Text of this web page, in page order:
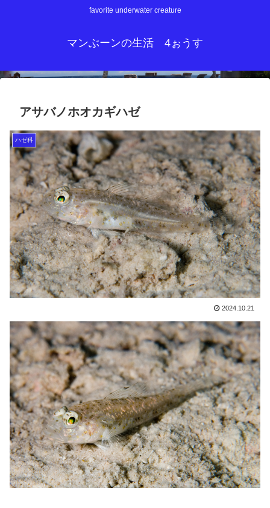
favorite underwater creature
マンぶーンの生活 4ぉうす
アサバノホオカギハゼ
ハゼ科
2024.10.21